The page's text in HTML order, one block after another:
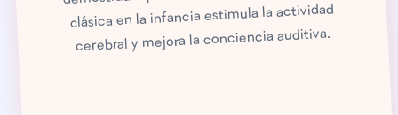
clásica en la infancia estimula la actividad
cerebral y mejora la conciencia auditiva.